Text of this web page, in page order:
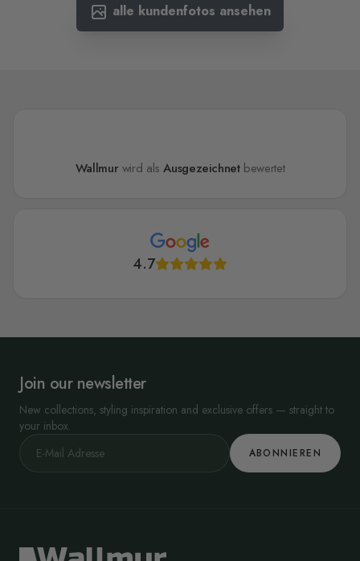
alle kundenfotos ansehen
Wallmur wird alsAusgezeichnetbewertet
4.7
Join our newsletter
New collections, styling inspiration and exclusive offers — straight to
your inbox.
ABONNIEREN